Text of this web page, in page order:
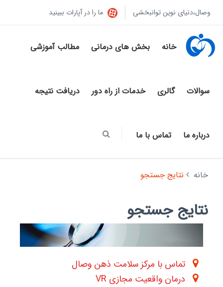
وصال،دنیای نوین توانبخشی ما را در آپارات ببینید
خانه بخش های درمانی مطالب آموزشی
سوالات گالری خدمات از راه دور دریافت نتیجه
درباره ما تماس با ما
خانه نتایج جستجو
نتایج جستجو
تماس با مرکز سلامت ذهن وصال
درمان واقعیت مجازی VR